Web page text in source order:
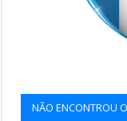
NÃO ENCONTROU